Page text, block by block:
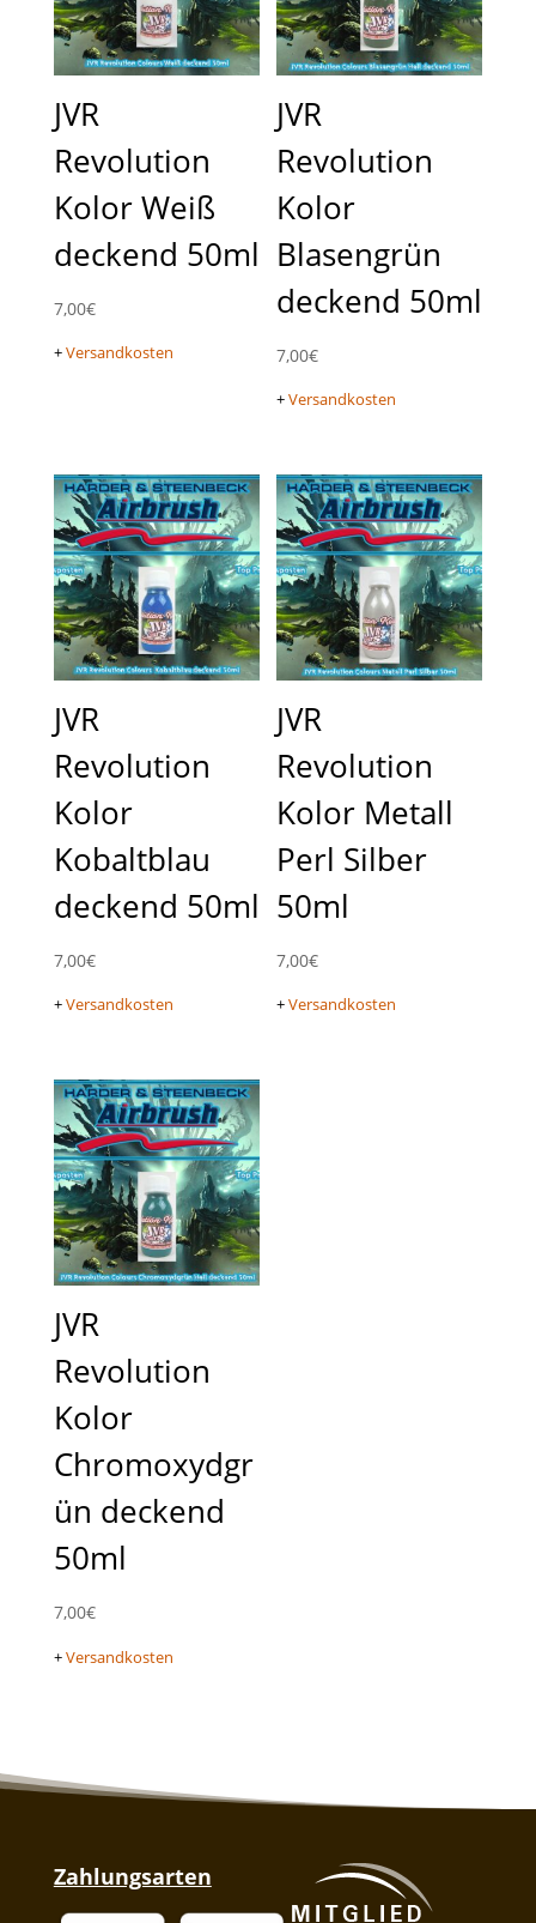
JVR
Revolution
Kolor Weiß
deckend 50ml
7,00€
+Versandkosten
JVR
Revolution
Kolor
Blasengrün
deckend 50ml
7,00€
+Versandkosten
JVR
Revolution
Kolor
Kobaltblau
deckend 50ml
7,00€
+Versandkosten
JVR
Revolution
Kolor Metall
Perl Silber
50ml
7,00€
+Versandkosten
JVR
Revolution
Kolor
Chromoxydgr
ün deckend
50ml
7,00€
+Versandkosten
Zahlungsarten